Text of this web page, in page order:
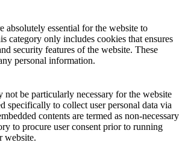
absolutely essential for the website to
category only includes cookies that ensures
security features of the website. These
personal information.
not be particularly necessary for the website
specifically to collect user personal data via
contents are termed as non-necessary
to procure user consent prior to running
website.